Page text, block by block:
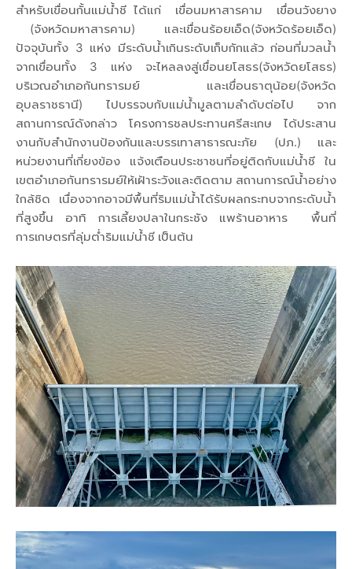
สำหรับเขื่อนกั้นแม่น้ำชี ได้แก่ เขื่อนมหาสารคาม เขื่อนวังยาง
(จังหวัดมหาสารคาม) และเขื่อนร้อยเอ็ด(จังหวัดร้อยเอ็ด)
ปัจจุบันทั้ง 3 แห่ง มีระดับน้ำเกินระดับเก็บกักแล้ว ก่อนที่มวลน้ำ
จากเขื่อนทั้ง 3 แห่ง จะไหลลงสู่เขื่อนยโสธร(จังหวัดยโสธร)
บริเวณอำเภอกันทรารมย์ และเขื่อนธาตุน้อย(จังหวัด
อุบลราชธานี) ไปบรรจบกับแม่น้ำมูลตามลำดับต่อไป จาก
สถานการณ์ดังกล่าว โครงการชลประทานศรีสะเกษ ได้ประสาน
งานกับสำนักงานป้องกันและบรรเทาสาธารณะภัย (ปภ.) และ
หน่วยงานที่เกี่ยงข้อง แจ้งเตือนประชาชนที่อยู่ติดกับแม่น้ำชี ใน
เขตอำเภอกันทรารมย์ให้เฝ้าระวังและติดตาม สถานการณ์น้ำอย่าง
ใกล้ชิด เนื่องจากอาจมีพื้นที่ริมแม่น้ำได้รับผลกระทบจากระดับน้ำ
ที่สูงขึ้น อาทิ การเลี้ยงปลาในกระชัง แพร้านอาหาร พื้นที่
การเกษตรที่ลุ่มต่ำริมแม่น้ำชี เป็นต้น